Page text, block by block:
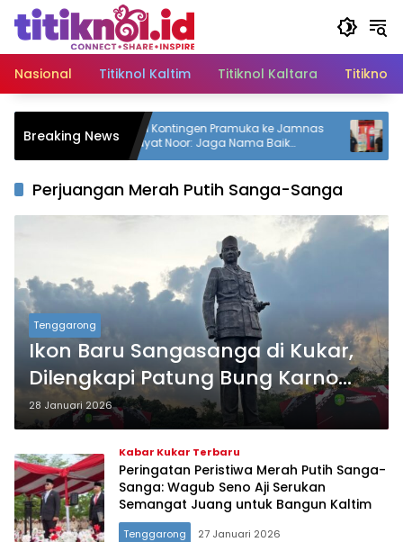
Langsung
konten
Nasional
Titiknol Kaltim Titiknol Kaltara Titiknol
Breaking NewsLepas 71 Kontingen Pramuka ke Jamnas
XII, Mudyat Noor: Jaga Nama Baik
Daerah
dengan
Perjuangan Merah Putih Sanga-Sanga
Tenggarong
Ikon Baru Sangasanga di Kukar,
Dilengkapi Patung Bung Karno
Setinggi 12,5 Meter
28 Januari 2026
Kabar Kukar Terbaru
Peringatan Peristiwa Merah Putih Sanga-
Sanga: Wagub Seno Aji Serukan
Semangat Juang untuk Bangun Kaltim
Tenggarong 27 Januari 2026